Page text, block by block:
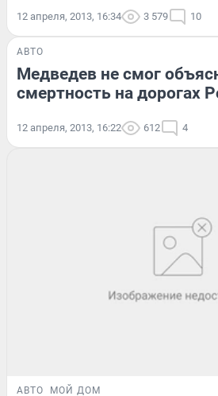
12 апреля, 2013, 16:34 3 579 10
АВТО
Медведев не смог
смертность на дорогах
12 апреля, 2013, 16:22 612 4
АВТО МОЙ ДОМ